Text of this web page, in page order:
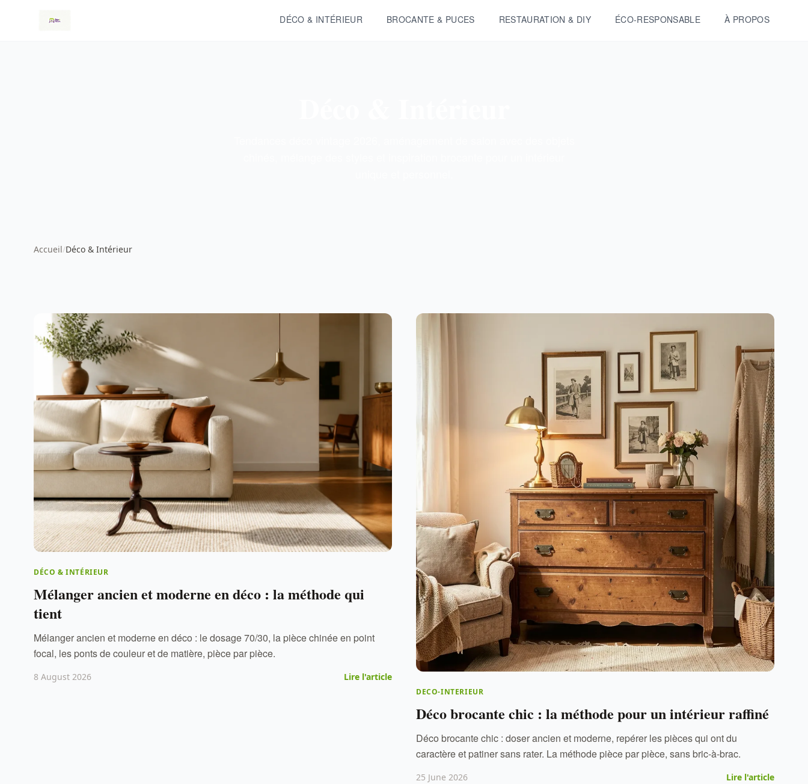
DÉCO & INTÉRIEUR BROCANTE & PUCES RESTAURATION & DIY ÉCO-RESPONSABLE À PROPOS
Accueil/Déco & Intérieur
DÉCO & INTÉRIEUR
Mélanger ancien et moderne en déco : la méthode qui
tient
Mélanger ancien et moderne en déco : le dosage 70/30, la pièce chinée en point
focal, les ponts de couleur et de matière, pièce par pièce.
8 August 2026 Lire l'article
DECO-INTERIEUR
Déco brocante chic : la méthode pour un intérieur raffiné
Déco brocante chic : doser ancien et moderne, repérer les pièces qui ont du
caractère et patiner sans rater. La méthode pièce par pièce, sans bric-à-brac.
25 June 2026 Lire l'article